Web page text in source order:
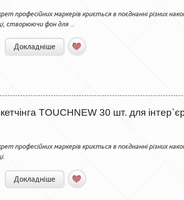
професійних маркерів криється в поєднанні різних
створюючи фон для ...
Докладніше
TOUCHNEW 30 шт. для
професійних маркерів криється в поєднанні різних
Докладніше